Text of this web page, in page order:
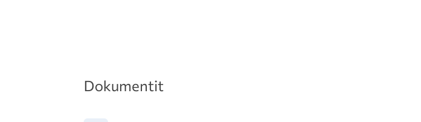
Dokumentit